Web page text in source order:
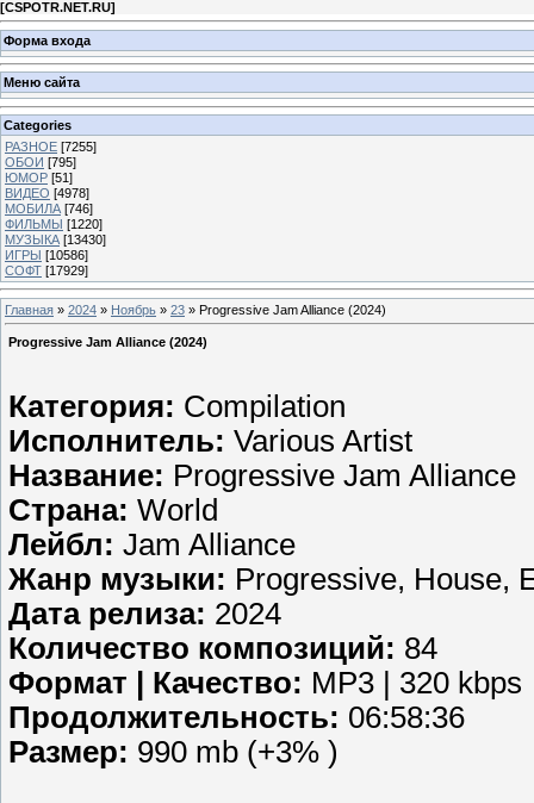
[CSPOTR.NET.RU]
Форма входа
Меню сайта
Categories
РАЗНОЕ [7255]
ОБОИ [795]
ЮМОР [51]
ВИДЕО [4978]
МОБИЛА [746]
ФИЛЬМЫ [1220]
МУЗЫКА [13430]
ИГРЫ [10586]
СОФТ [17929]
Главная » 2024 » Ноябрь » 23 » Progressive Jam Alliance (2024)
Progressive Jam Alliance (2024)
Категория: Compilation
Исполнитель: Various Artist
Название: Progressive Jam Alliance
Страна: World
Лейбл: Jam Alliance
Жанр музыки: Progressive, House,
Дата релиза: 2024
Количество композиций: 84
Формат | Качество: MP3 | 320 kbps
Продолжительность: 06:58:36
Размер: 990 mb (+3% )